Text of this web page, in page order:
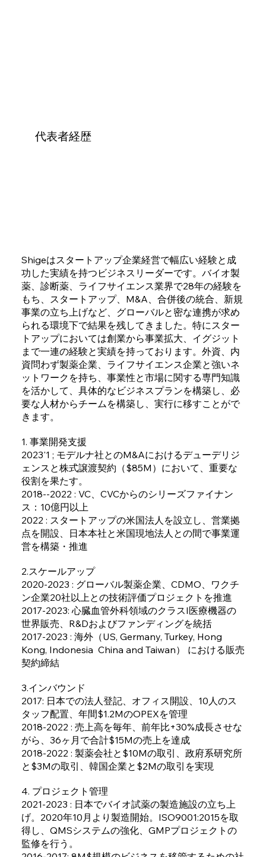
代表者経歴
Shigeはスタートアップ企業経営で幅広い経験と成
功した実績を持つビジネスリーダーです。バイオ製
薬、診断薬、ライフサイエンス業界で28年の経験を
もち、スタートアップ、M&A、合併後の統合、新規
事業の立ち上げなど、グローバルと密な連携が求め
られる環境下で結果を残してきました。特にスター
トアップにおいては創業から事業拡大、イグジット
まで一連の経験と実績を持っております。外資、内
資問わず製薬企業、ライフサイエンス企業と強いネ
ットワークを持ち、事業性と市場に関する専門知識
を活かして、具体的なビジネスプランを構築し、必
要な人材からチームを構築し、実行に移すことがで
きます。
1. 事業開発支援
2023'1 ; モデルナ社とのM&Aにおけるデューデリジ
ェンスと株式譲渡契約（$85M）において、重要な
役割を果たす。
2018--2022 : VC、CVCからのシリーズファイナン
ス：10億円以上
2022 : スタートアップの米国法人を設立し、営業拠
点を開設、日本本社と米国現地法人との間で事業運
営を構築・推進
2.スケールアップ
2020-2023 : グローバル製薬企業、CDMO、ワクチ
ン企業20社以上との技術評価プロジェクトを推進
2017-2023: 心臓血管外科領域のクラスI医療機器の
世界販売、R&Dおよびファンディングを統括
2017-2023 : 海外（US, Germany, Turkey, Hong
Kong, Indonesia China and Taiwan） における販売
契約締結
3.インバウンド
2017: 日本での法人登記、オフィス開設、10人のス
タッフ配置、年間$1.2MのOPEXを管理
2018-2022 : 売上高を毎年、前年比+30%成長させな
がら、36ヶ月で合計$15Mの売上を達成
2018-2022 : 製薬会社と$10Mの取引、政府系研究所
と$3Mの取引、韓国企業と$2Mの取引を実現
4. プロジェクト管理
2021-2023 : 日本でバイオ試薬の製造施設の立ち上
げ。2020年10月より製造開始。ISO9001:2015を取
得し、QMSシステムの強化、GMPプロジェクトの
監修を行う。